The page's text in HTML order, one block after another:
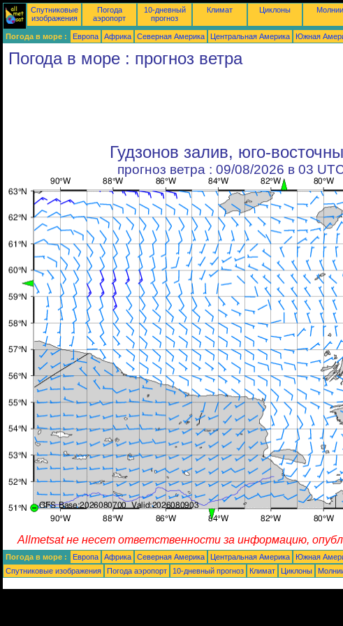
Спутниковые
изображения
Погода
аэропорт
10-дневный
прогноз
Климат Циклоны Молнии
Погода в море : Европа Африка Северная Америка Центральная Америка Южная
Погода в море : прогноз ветра
Гудзонов залив, юго-
прогноз ветра : 09/08/2026 в 03
Allmetsat не несет ответственности за информацию,
Погода в море : Европа Африка Северная Америка Центральная Америка Южная
Спутниковые изображения
Погода аэропорт 10-дневный прогноз Климат Циклоны